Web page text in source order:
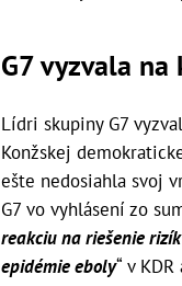
G7 vyzvala
Lídri skupiny G7
Konžskej
ešte nedosiahla svoj
G7 vo vyhlásení zo
reakciu na riešenie
epidémie eboly“ v